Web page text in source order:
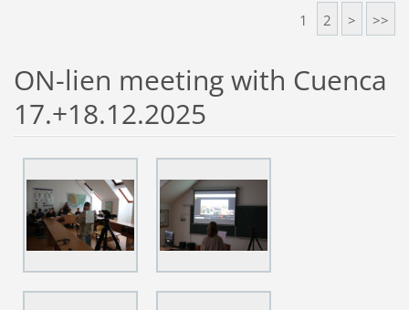
1 2 > >>
ON-lien meeting with Cuenca
17.+18.12.2025